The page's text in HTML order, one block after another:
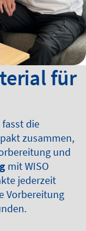
für
die
zusammen,
und
mit WISO
jederzeit
Vorbereitung